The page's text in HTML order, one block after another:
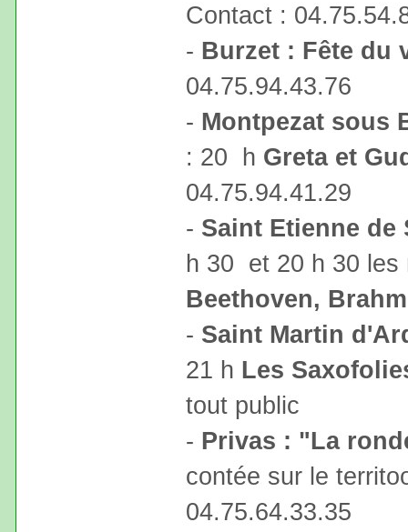
Contact :
- Burzet : Fête du
04.75.94.43.76
- Montpezat sous
: 20 h Greta et
04.75.94.41.29
- Saint Etienne de
h 30 et 20 h 30 les
Beethoven,
- Saint Martin
21 h Les
tout public
- Privas : "La
contée sur le
04.75.64.33.35